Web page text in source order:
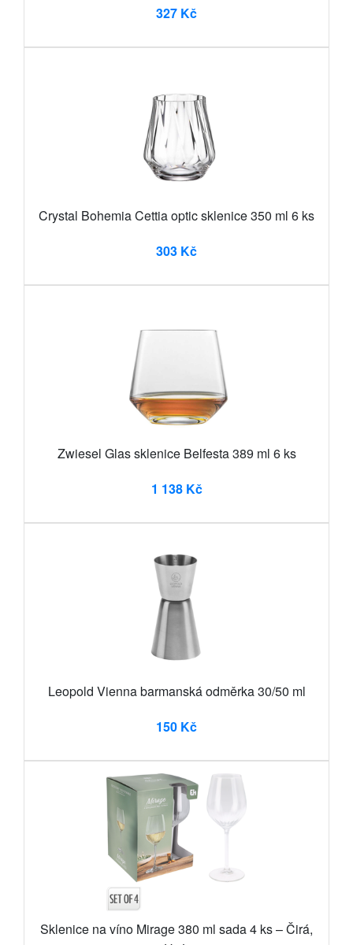
327 Kč
Crystal Bohemia Cettia optic sklenice 350 ml 6 ks
303 Kč
Zwiesel Glas sklenice Belfesta 389 ml 6 ks
1 138 Kč
Leopold Vienna barmanská odměrka 30/50 ml
150 Kč
Sklenice na víno Mirage 380 ml sada 4 ks – Čirá,